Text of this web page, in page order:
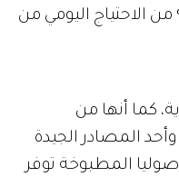
على 214 ملغ، أو 39% من الاحتياج اليومي من
كما أنها من
المصادر الجيدة
من الفاصوليا المطبوخة توفر